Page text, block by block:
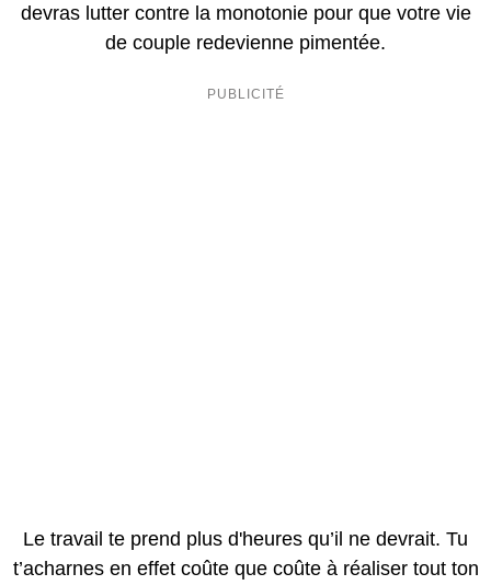
devras lutter contre la monotonie pour que votre vie
de couple redevienne pimentée.
Le travail te prend plus d'heures qu’il ne devrait. Tu
t’acharnes en effet coûte que coûte à réaliser tout ton